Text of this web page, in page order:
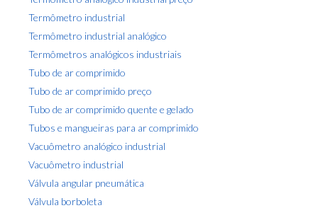
Termômetro industrial
Termômetro industrial analógico
Termômetros analógicos industriais
Tubo de ar comprimido
Tubo de ar comprimido preço
Tubo de ar comprimido quente e gelado
Tubos e mangueiras para ar comprimido
Vacuômetro analógico industrial
Vacuômetro industrial
Válvula angular pneumática
Válvula borboleta